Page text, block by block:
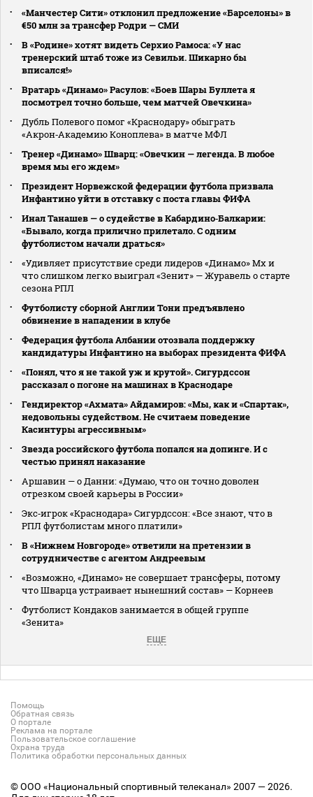
«Манчестер Сити» отклонил предложение «Барселоны» в
€50 млн за трансфер Родри — СМИ
В «Родине» хотят видеть Серхио Рамоса: «У нас
тренерский штаб тоже из Севильи. Шикарно бы
вписался!»
Вратарь «Динамо» Расулов: «Боев Шары Буллета я
посмотрел точно больше, чем матчей Овечкина»
Дубль Полевого помог «Краснодару» обыграть
«Акрон‑Академию Коноплева» в матче МФЛ
Тренер «Динамо» Шварц: «Овечкин — легенда. В любое
время мы его ждем»
Президент Норвежской федерации футбола призвала
Инфантино уйти в отставку с поста главы ФИФА
Инал Танашев — о судействе в Кабардино‑Балкарии:
«Бывало, когда прилично прилетало. С одним
футболистом начали драться»
«Удивляет присутствие среди лидеров «Динамо» Мх и
что слишком легко выиграл «Зенит» — Журавель о старте
сезона РПЛ
Футболисту сборной Англии Тони предъявлено
обвинение в нападении в клубе
Федерация футбола Албании отозвала поддержку
кандидатуры Инфантино на выборах президента ФИФА
«Понял, что я не такой уж и крутой». Сигурдссон
рассказал о погоне на машинах в Краснодаре
Гендиректор «Ахмата» Айдамиров: «Мы, как и «Спартак»,
недовольны судейством. Не считаем поведение
Касинтуры агрессивным»
Звезда российского футбола попался на допинге. И с
честью принял наказание
Аршавин — о Данни: «Думаю, что он точно доволен
отрезком своей карьеры в России»
Экс‑игрок «Краснодара» Сигурдссон: «Все знают, что в
РПЛ футболистам много платили»
В «Нижнем Новгороде» ответили на претензии в
сотрудничестве с агентом Андреевым
«Возможно, «Динамо» не совершает трансферы, потому
что Шварца устраивает нынешний состав» — Корнеев
Футболист Кондаков занимается в общей группе
«Зенита»
ЕЩЕ
Помощь
Обратная связь
О портале
Реклама на портале
Пользовательское соглашение
Охрана труда
Политика обработки персональных данных
© ООО «Национальный спортивный телеканал» 2007 — 2026.